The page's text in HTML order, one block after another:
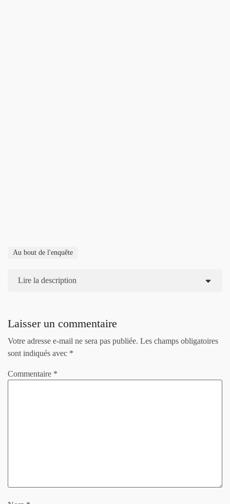
Au bout de l'enquête
Lire la description
Laisser un commentaire
Votre adresse e-mail ne sera pas publiée. Les champs obligatoires
sont indiqués avec *
Commentaire *